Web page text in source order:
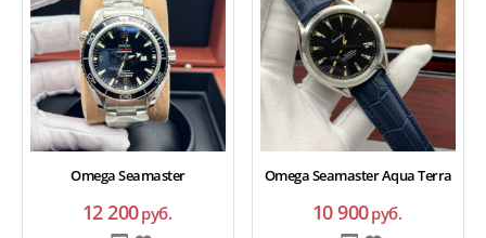
Omega Seamaster
12 200руб.
Omega Seamaster Aqua Terra
10 900руб.